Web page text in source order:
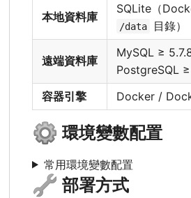
本地資料庫
SQLite（
/data 目錄）
遠端資料庫
MySQL ≥
PostgreSQL
容器引擎
Docker /
⚙️ 環境變數配置
常用環境變數配置
🔧 部署方式